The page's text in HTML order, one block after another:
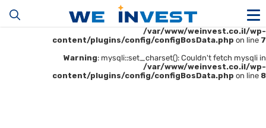
Warning
: mysqli::__construct(): (HY000/1045): Access denied for user
'u414896523_maofData'@'161.35.22.140' (using password: YES) in
/var/www/weinvest.co.il/wp-
content/plugins/config/configBosData.php on line 7
Warning: mysqli::set_charset(): Couldn't fetch mysqli in
/var/www/weinvest.co.il/wp-
content/plugins/config/configBosData.php on line 8